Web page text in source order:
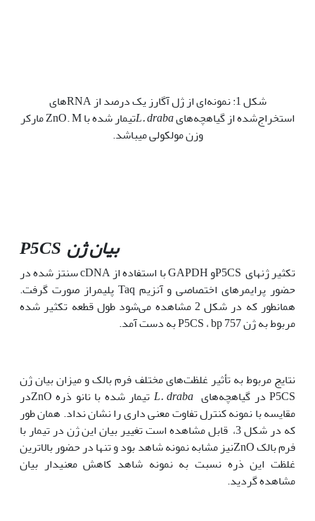
شکل 1: نمونه‌ای از ژل آگارز یک درصد از RNAهای
استخراج‌شده از گیاهچه‌هایL. draba
تیمار شده با ZnO. M مارکر
وزن مولکولی می­باشد.
بیان ژن
تکثیر ژن­های P5CSو GAPDH با استفاده از cDNA سنتز شده در
حضور پرایمرهای اختصاصی و آنزیم Taq پلیمراز صورت گرفت.
همانطور که در شکل 2 مشاهده می‌شود طول قطعه تکثیر شده
مربوط به ژن P5CS ، bp 757 به دست آمد.
نتایج مربوط به تأثیر غلظت‌های مختلف فرم بالک و میزان بیان ژن
P5CS در گیاهچه‌های
تیمار شده با نانو ذره ZnOدر
مقایسه با نمونه کنترل تفاوت معنی داری را نشان نداد. همان طور
که در شکل 3، قابل مشاهده است تغییر بیان این ژن در تیمار با
فرم بالک ZnOنیز مشابه نمونه شاهد بود و تنها در حضور بالاترین
غلظت این ذره نسبت به نمونه شاهد کاهش معنی­دار بیان
مشاهده گردید.